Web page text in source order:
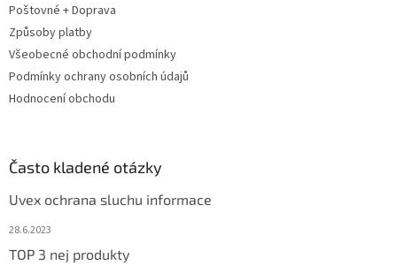
Poštovné + Doprava
Způsoby platby
Všeobecné obchodní podmínky
Podmínky ochrany osobních údajů
Hodnocení obchodu
Často kladené otázky
Uvex ochrana sluchu informace
28.6.2023
TOP 3 nej produkty